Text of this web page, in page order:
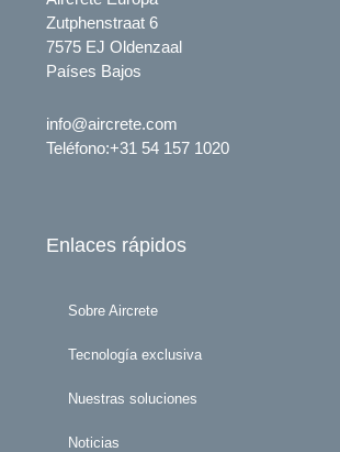
Zutphenstraat 6
7575 EJ Oldenzaal
Países Bajos
info@aircrete.com
Teléfono:+31 54 157 1020
Enlaces rápidos
Sobre Aircrete
Tecnología exclusiva
Nuestras soluciones
Noticias